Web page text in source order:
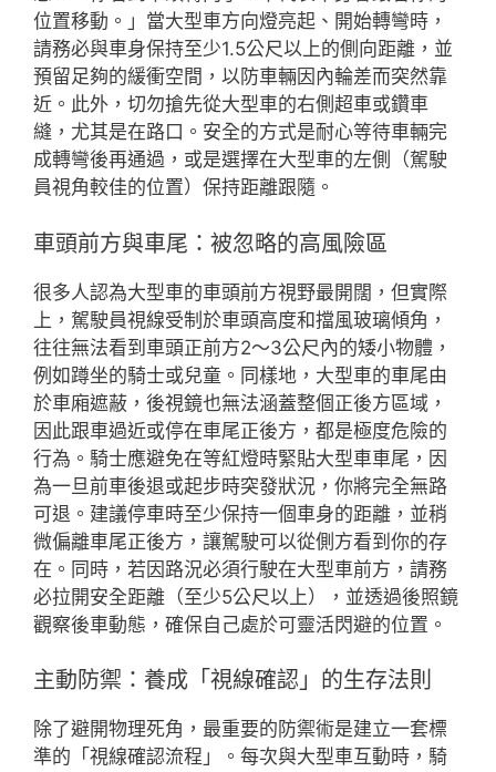
位置移動。」當大型車方向燈亮起、開始轉彎時，
請務必與車身保持至少1.5公尺以上的側向距離，並
預留足夠的緩衝空間，以防車輛因內輪差而突然靠
近。此外，切勿搶先從大型車的右側超車或鑽車
縫，尤其是在路口。安全的方式是耐心等待車輛完
成轉彎後再通過，或是選擇在大型車的左側（駕駛
員視角較佳的位置）保持距離跟隨。
車頭前方與車尾：被忽略的高風險區
很多人認為大型車的車頭前方視野最開闊，但實際
上，駕駛員視線受制於車頭高度和擋風玻璃傾角，
往往無法看到車頭正前方2～3公尺內的矮小物體，
例如蹲坐的騎士或兒童。同樣地，大型車的車尾由
於車廂遮蔽，後視鏡也無法涵蓋整個正後方區域，
因此跟車過近或停在車尾正後方，都是極度危險的
行為。騎士應避免在等紅燈時緊貼大型車車尾，因
為一旦前車後退或起步時突發狀況，你將完全無路
可退。建議停車時至少保持一個車身的距離，並稍
微偏離車尾正後方，讓駕駛可以從側方看到你的存
在。同時，若因路況必須行駛在大型車前方，請務
必拉開安全距離（至少5公尺以上），並透過後照鏡
觀察後車動態，確保自己處於可靈活閃避的位置。
主動防禦：養成「視線確認」的生存法則
除了避開物理死角，最重要的防禦術是建立一套標
準的「視線確認流程」。每次與大型車互動時，騎